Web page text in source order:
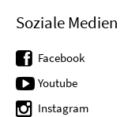
Soziale Medien
Facebook
Youtube
Instagram